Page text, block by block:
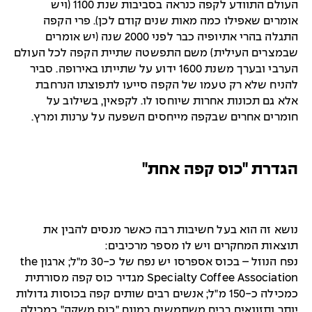
העולם התוודע לקפה כנראה בסביבות שנת 1100 (ויש
אומרים שאפילו כמה מאות שנים קודם לכן). פרי הקפה
התגלה בהרי אתיופיה כבר לפני 2000 שנה (יש אומרים
שבמצרים העילית) משם התפשטה שתיית הקפה לכל העולם
הערבי ובערך משנת 1600 ידוע על שתייתו באירופה. סביר
להניח שלא רק טעמו של הקפה סייעו לתפוצתו הנרחבת
אלא גם תכונות אחרות שיוחסו לו. לקפאין, בשילוב על
חומרים אחרים שבקפה מייחסים השפעה על ערנות ומרץ.
הגדרת "כוס קפה אחת"
נושא זה הוא בעל חשיבות רבה כאשר מנסים להבין את
תוצאות המחקרים ויש לו מספר מרכיבים:
נפח הנוזל – בכוס אספרסו יש נפח של כ-30 מ"ל; ארגון the
Specialty Coffee Association מגדיר כוס קפה מסורתית
כמכילה כ-150 מ"ל; אנשים רבים שותים קפה בכוסות גדולות